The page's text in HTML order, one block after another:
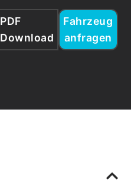
PDF
Download
Fahrzeug
anfragen